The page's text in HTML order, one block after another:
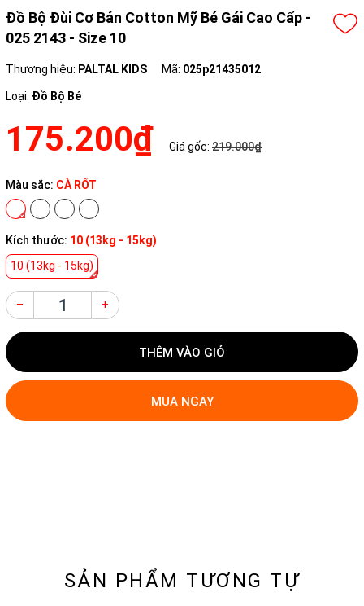
Đồ Bộ Đùi Cơ Bản Cotton Mỹ Bé Gái Cao Cấp -
025 2143 - Size 10
Thương hiệu: PALTAL KIDS Mã: 025p21435012
Loại: Đồ Bộ Bé
175.200₫ Giá gốc: 219.000₫
Màu sắc: CÀ RỐT
Kích thước: 10 (13kg - 15kg)
10 (13kg - 15kg)
– +
THÊM VÀO GIỎ
MUA NGAY
SẢN PHẨM TƯƠNG TỰ